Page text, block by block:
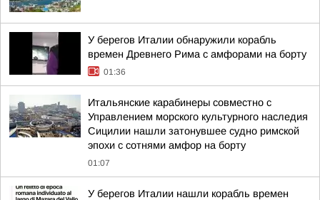
У берегов Италии обнаружили корабль
времен Древнего Рима с амфорами на борту
01:36
Итальянские карабинеры совместно с
Управлением морского культурного наследия
Сицилии нашли затонувшее судно римской
эпохи с сотнями амфор на борту
01:07
У берегов Италии нашли корабль времен